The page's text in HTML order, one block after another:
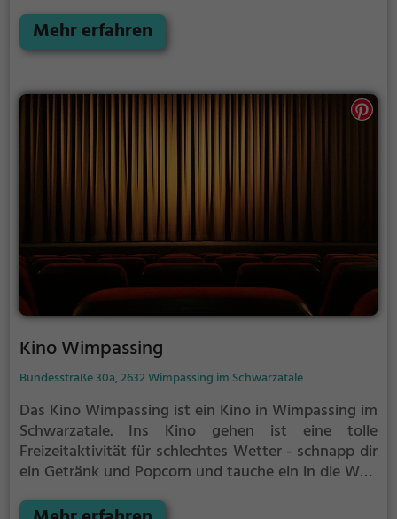
Mehr erfahren
Kino Wimpassing
Bundesstraße 30a, 2632 Wimpassing im Schwarzatale
Das Kino Wimpassing ist ein Kino in Wimpassing im
Schwarzatale. Ins Kino gehen ist eine tolle
Freizeitaktivität für schlechtes Wetter - schnapp dir
ein Getränk und Popcorn und tauche ein in die Welt